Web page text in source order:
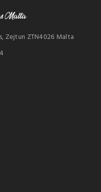
Zejtun ZTN4026 Malta